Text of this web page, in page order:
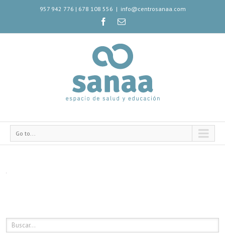
957 942 776 | 678 108 556 | info@centrosanaa.com
Go to...